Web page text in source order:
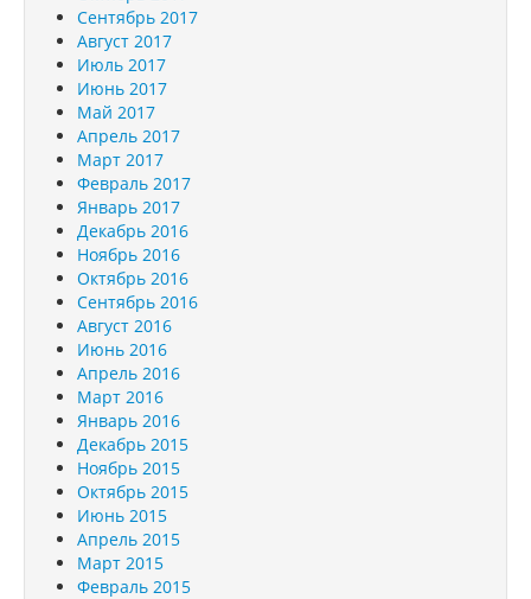
Сентябрь 2017
Август 2017
Июль 2017
Июнь 2017
Май 2017
Апрель 2017
Март 2017
Февраль 2017
Январь 2017
Декабрь 2016
Ноябрь 2016
Октябрь 2016
Сентябрь 2016
Август 2016
Июнь 2016
Апрель 2016
Март 2016
Январь 2016
Декабрь 2015
Ноябрь 2015
Октябрь 2015
Июнь 2015
Апрель 2015
Март 2015
Февраль 2015